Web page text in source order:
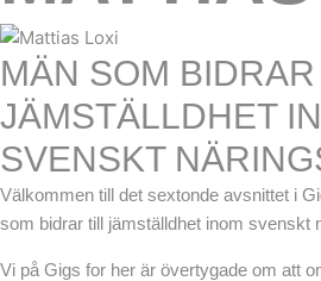
MÄN SOM
JÄMSTÄLLDHET
SVENSKT
Välkommen till det sextonde avsnittet i
som bidrar till jämställdhet inom svenskt
Vi på Gigs for her är övertygade om att